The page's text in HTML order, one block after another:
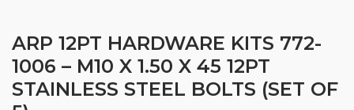
ARP 12PT HARDWARE KITS 772-
1006 – M10 X 1.50 X 45 12PT
STAINLESS STEEL BOLTS (SET OF